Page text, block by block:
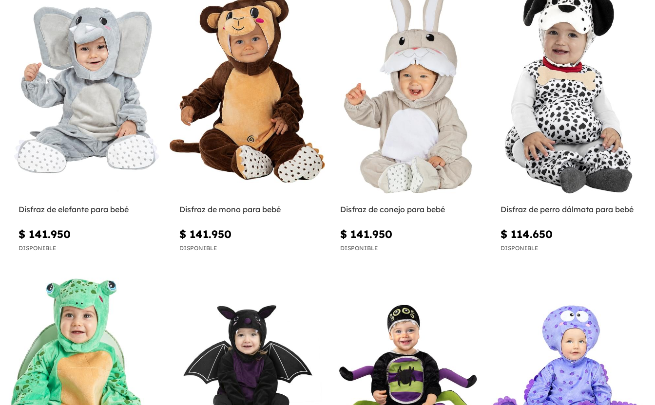
Disfraz de elefante para bebé
$ 141.950
DISPONIBLE
Disfraz de mono para bebé
$ 141.950
DISPONIBLE
Disfraz de conejo para bebé
$ 141.950
DISPONIBLE
Disfraz de perro dálmata para bebé
$ 114.650
DISPONIBLE